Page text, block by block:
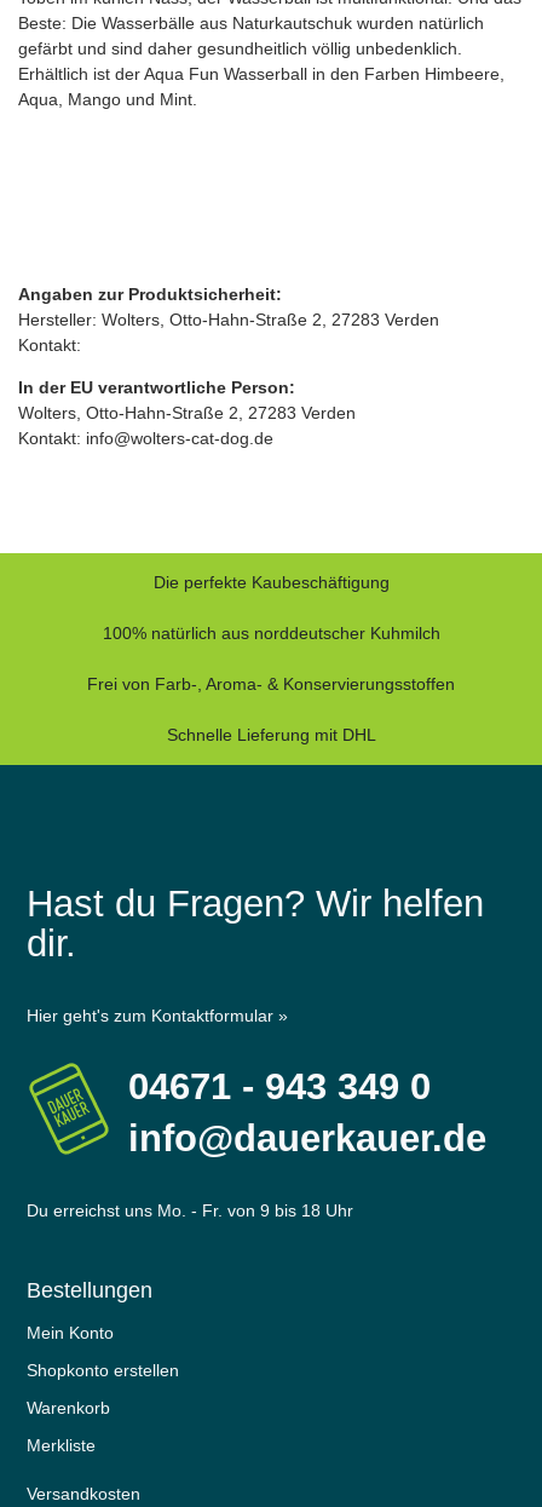
Beste: Die Wasserbälle aus Naturkautschuk wurden natürlich
gefärbt und sind daher gesundheitlich völlig unbedenklich.
Erhältlich ist der Aqua Fun Wasserball in den Farben Himbeere,
Aqua, Mango und Mint.
Angaben zur Produktsicherheit:
Hersteller: Wolters, Otto‑Hahn‑Straße 2, 27283 Verden
Kontakt:
In der EU verantwortliche Person:
Wolters, Otto‑Hahn‑Straße 2, 27283 Verden
Kontakt: info@wolters-cat-dog.de
Die perfekte Kaubeschäftigung
100% natürlich aus norddeutscher Kuhmilch
Frei von Farb-, Aroma- & Konservierungsstoffen
Schnelle Lieferung mit DHL
Hast du Fragen? Wir helfen
dir.
Hier geht's zum Kontaktformular »
04671 - 943 349 0
info@dauerkauer.de
Du erreichst uns Mo. - Fr. von 9 bis 18 Uhr
Bestellungen
Mein Konto
Shopkonto erstellen
Warenkorb
Merkliste
Versandkosten